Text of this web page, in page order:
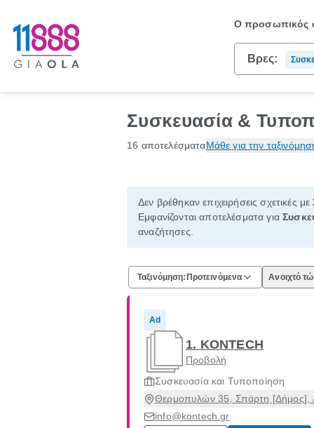
Ο προσωπικός
Βρες:
Συσκευασία &
16 αποτελέσματαΜάθε για την
Δεν βρέθηκαν επιχειρήσεις σχετικές με
Εμφανίζονται αποτελέσματα για
αναζήτησες.
Ταξινόμηση: Προτεινόμενα Ανοιχτό
Ad
1. KONTECH
Προβολή
Συσκευασία και Τυποποίηση
Θερμοπυλών 35, Σπάρτη [Δήμος],
info@kontech.gr